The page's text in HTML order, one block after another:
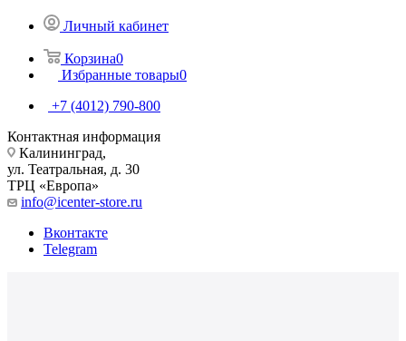
Личный кабинет
Корзина0
Избранные товары0
+7 (4012) 790-800
Контактная информация
Калининград,
ул. Театральная, д. 30
ТРЦ «Европа»
info@icenter-store.ru
Вконтакте
Telegram